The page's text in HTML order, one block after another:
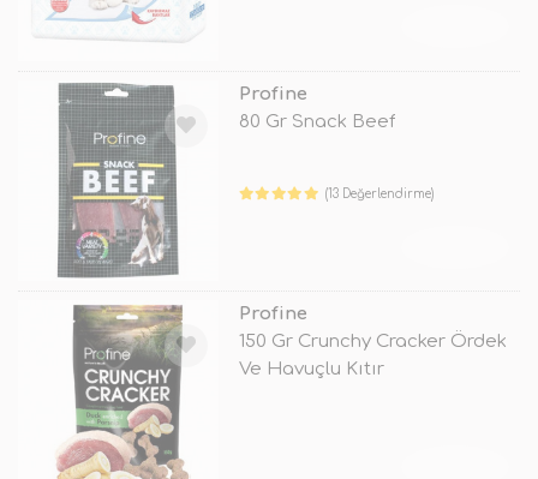
Profine
80 Gr Snack Beef
(13 Değerlendirme)
Profine
150 Gr Crunchy Cracker Ördek
Ve Havuçlu Kıtır